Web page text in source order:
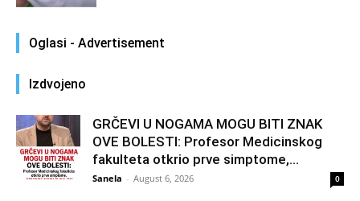
Oglasi - Advertisement
Izdvojeno
GRČEVI U NOGAMA MOGU BITI ZNAK
OVE BOLESTI: Profesor Medicinskog
fakulteta otkrio prve simptome,...
Sanela - August 6, 2026 0